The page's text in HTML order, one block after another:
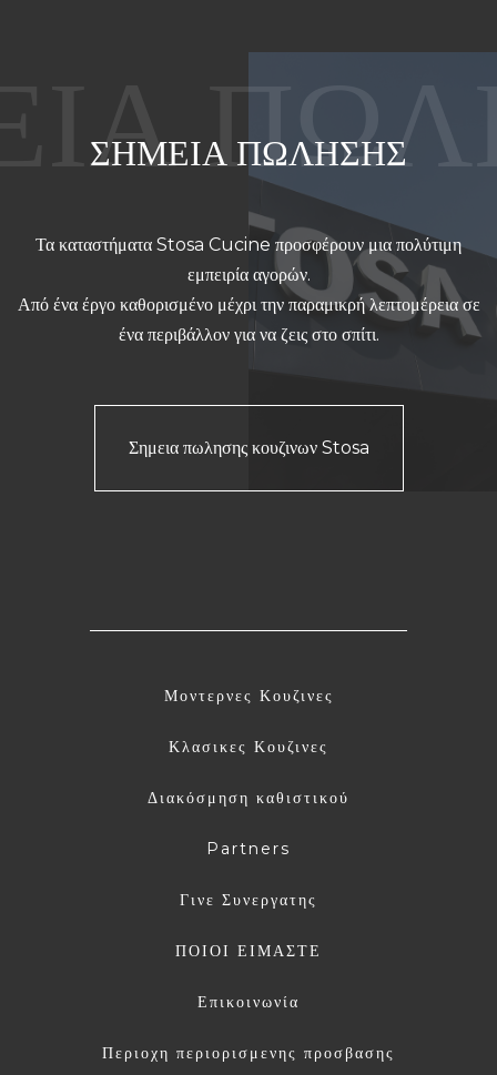
ΣΗΜΕΙΑ ΠΩΛΗΣΗΣ
Τα καταστήματα Stosa Cucine προσφέρουν μια πολύτιμη
εμπειρία αγορών.
Από ένα έργο καθορισμένο μέχρι την παραμικρή λεπτομέρεια σε
ένα περιβάλλον για να ζεις στο σπίτι.
Σημεια πωλησης κουζινων Stosa
Μοντερνες Κουζινες
Κλασικες Κουζινες
Διακόσμηση καθιστικού
Partners
Γινε Συνεργατης
ΠΟΙΟΙ ΕΙΜΑΣΤΕ
Επικοινωνία
Περιοχη περιορισμενης προσβασης